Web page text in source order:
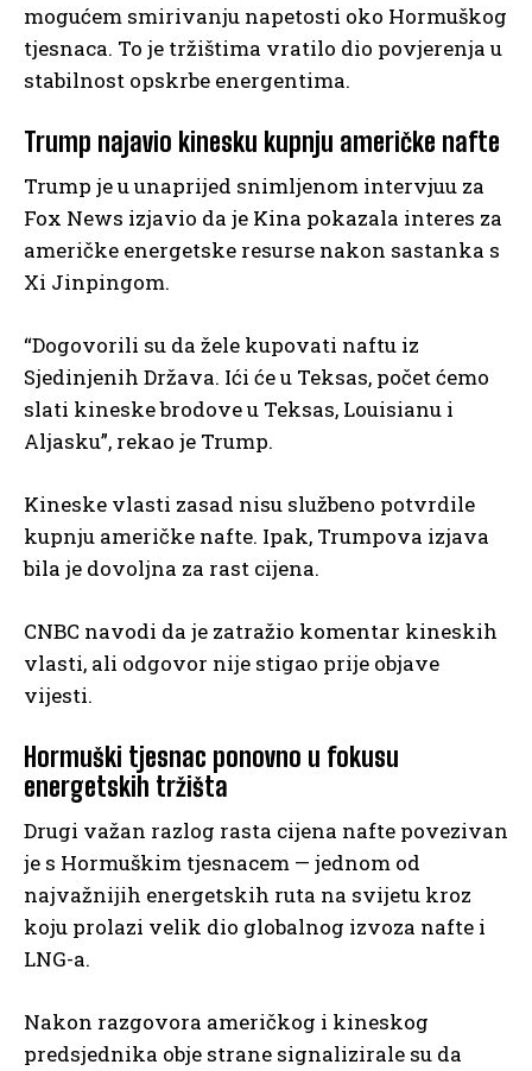
mogućem smirivanju napetosti oko Hormuškog
tjesnaca. To je tržištima vratilo dio povjerenja u
stabilnost opskrbe energentima.
Trump najavio kinesku kupnju američke nafte
Trump je u unaprijed snimljenom intervjuu za
Fox News izjavio da je Kina pokazala interes za
američke energetske resurse nakon sastanka s
Xi Jinpingom.
“Dogovorili su da žele kupovati naftu iz
Sjedinjenih Država. Ići će u Teksas, počet ćemo
slati kineske brodove u Teksas, Louisianu i
Aljasku”, rekao je Trump.
Kineske vlasti zasad nisu službeno potvrdile
kupnju američke nafte. Ipak, Trumpova izjava
bila je dovoljna za rast cijena.
CNBC navodi da je zatražio komentar kineskih
vlasti, ali odgovor nije stigao prije objave
vijesti.
Hormuški tjesnac ponovno u fokusu
energetskih tržišta
Drugi važan razlog rasta cijena nafte povezivan
je s Hormuškim tjesnacem — jednom od
najvažnijih energetskih ruta na svijetu kroz
koju prolazi velik dio globalnog izvoza nafte i
LNG-a.
Nakon razgovora američkog i kineskog
predsjednika obje strane signalizirale su da